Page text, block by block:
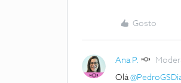
Gosto
Ana P.
Olá